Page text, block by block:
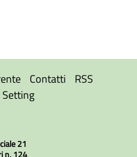
Contatti
RSS
Setting
21